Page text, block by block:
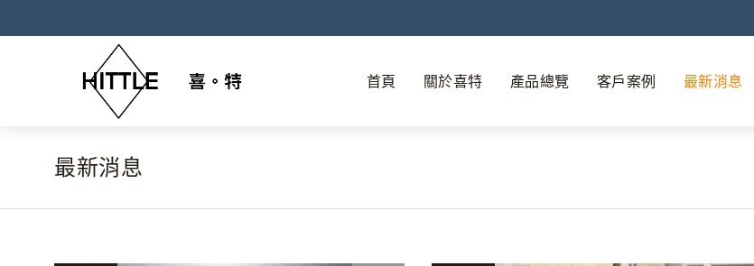
首頁 關於喜特 產品總覽 客戶案例 最新消息
最新消息